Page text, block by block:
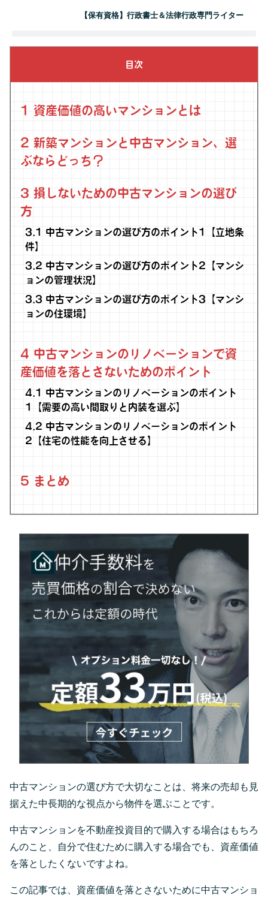
【保有資格】行政書士＆法律行政専門ライター
目次
1 資産価値の高いマンションとは
2 新築マンションと中古マンション、選
ぶならどっち？
3 損しないための中古マンションの選び
方
3.1
中古マンションの選び方のポイント1【立地条
件】
3.2 中古マンションの選び方のポイント2【マンシ
ョンの管理状況】
3.3 中古マンションの選び方のポイント3【マンシ
ョンの住環境】
4 中古マンションのリノベーションで資
産価値を落とさないためのポイント
4.1
中古マンションのリノベーションのポイント
1【需要の高い間取りと内装を選ぶ】
4.2 中古マンションのリノベーションのポイント
2【住宅の性能を向上させる】
5 まとめ
中古マンションの選び方で大切なことは、将来の売却も見
据えた中長期的な視点から物件を選ぶことです。
中古マンションを不動産投資目的で購入する場合はもちろ
んのこと、自分で住むために購入する場合でも、資産価値
を落としたくないですよね。
この記事では、資産価値を落とさないために中古マンショ